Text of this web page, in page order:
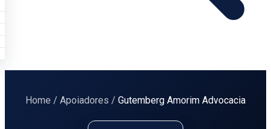
Home / Apoiadores / Gutemberg Amorim Advocacia